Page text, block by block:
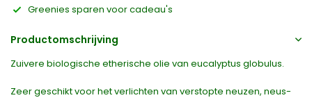
Greenies sparen voor cadeau's
Productomschrijving
Zuivere biologische etherische olie van eucalyptus globulus.
Zeer geschikt voor het verlichten van verstopte neuzen, neus-